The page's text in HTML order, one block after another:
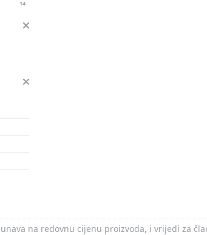
14
na redovnu cijenu proizvoda, i vrijedi za